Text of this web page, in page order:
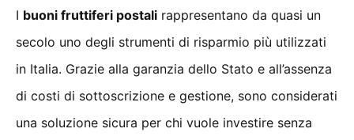
I buoni fruttiferi postali rappresentano da quasi un
secolo uno degli strumenti di risparmio più utilizzati
in Italia. Grazie alla garanzia dello Stato e all’assenza
di costi di sottoscrizione e gestione, sono considerati
una soluzione sicura per chi vuole investire senza